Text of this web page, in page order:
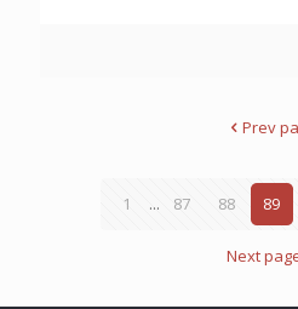
Prev
1 ... 87 88 89
Next